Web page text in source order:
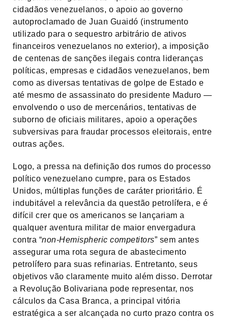
cidadãos venezuelanos, o apoio ao governo
autoproclamado de Juan Guaidó (instrumento
utilizado para o sequestro arbitrário de ativos
financeiros venezuelanos no exterior), a imposição
de centenas de sanções ilegais contra lideranças
políticas, empresas e cidadãos venezuelanos, bem
como as diversas tentativas de golpe de Estado e
até mesmo de assassinato do presidente Maduro —
envolvendo o uso de mercenários, tentativas de
suborno de oficiais militares, apoio a operações
subversivas para fraudar processos eleitorais, entre
outras ações.
Logo, a pressa na definição dos rumos do processo
político venezuelano cumpre, para os Estados
Unidos, múltiplas funções de caráter prioritário. É
indubitável a relevância da questão petrolífera, e é
difícil crer que os americanos se lançariam a
qualquer aventura militar de maior envergadura
contra “non-Hemispheric competitors” sem antes
assegurar uma rota segura de abastecimento
petrolífero para suas refinarias. Entretanto, seus
objetivos vão claramente muito além disso. Derrotar
a Revolução Bolivariana pode representar, nos
cálculos da Casa Branca, a principal vitória
estratégica a ser alcançada no curto prazo contra os